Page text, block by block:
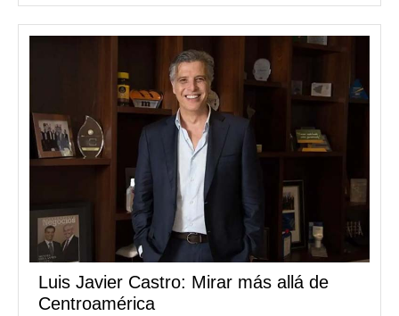
Luis Javier Castro: Mirar más allá de
Centroamérica